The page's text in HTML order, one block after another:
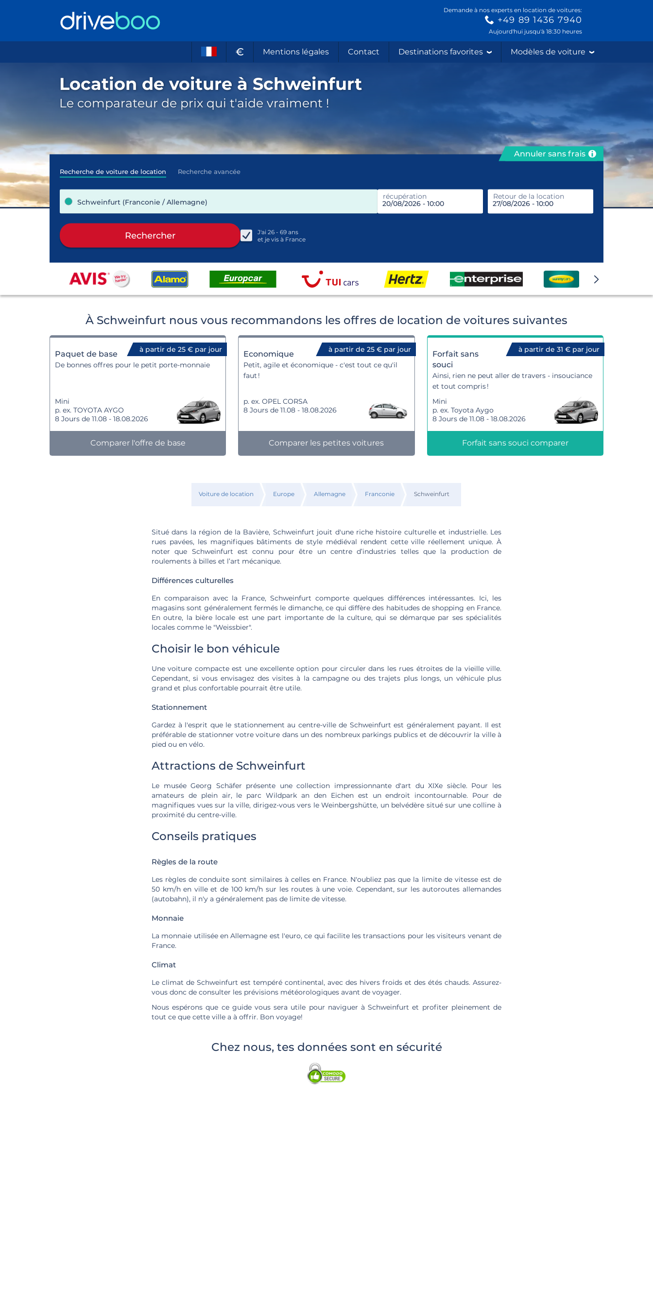
Demande à nos experts en location de voitures:
+49 89 1436 7940
Aujourd'hui jusqu'à 18:30 heures
€ Mentions légales Contact Destinations favorites Modèles de voiture
Location de voiture à Schweinfurt
Le comparateur de prix qui t'aide vraiment !
Annuler sans frais
Recherche de voiture de location Recherche avancée
Schweinfurt (Franconie / Allemagne)
récupération Retour de la location
prendre
J'ai 26 - 69 ans
et je vis à France
Rechercher
À Schweinfurt nous vous recommandons les offres de location de voitures suivantes
à partir de 25 € par jour
Paquet de base
De bonnes offres pour le petit porte-monnaie
Mini
p. ex. TOYOTA AYGO
8 Jours de 11.08 - 18.08.2026
Comparer l'offre de base
à partir de 25 € par jour
Economique
Petit, agile et économique - c'est tout ce qu'il
faut !
p. ex. OPEL CORSA
8 Jours de 11.08 - 18.08.2026
Comparer les petites voitures
à partir de 31 € par jour
Forfait sans
souci
Ainsi, rien ne peut aller de travers - insouciance
et tout compris !
Mini
p. ex. Toyota Aygo
8 Jours de 11.08 - 18.08.2026
Forfait sans souci comparer
Voiture de location Europe Allemagne Franconie Schweinfurt
Situé dans la région de la Bavière, Schweinfurt jouit d'une riche histoire culturelle et industrielle. Les
rues pavées, les magnifiques bâtiments de style médiéval rendent cette ville réellement unique. À
noter que Schweinfurt est connu pour être un centre d’industries telles que la production de
roulements à billes et l’art mécanique.
Différences culturelles
En comparaison avec la France, Schweinfurt comporte quelques différences intéressantes. Ici, les
magasins sont généralement fermés le dimanche, ce qui diffère des habitudes de shopping en France.
En outre, la bière locale est une part importante de la culture, qui se démarque par ses spécialités
locales comme le "Weissbier".
Choisir le bon véhicule
Une voiture compacte est une excellente option pour circuler dans les rues étroites de la vieille ville.
Cependant, si vous envisagez des visites à la campagne ou des trajets plus longs, un véhicule plus
grand et plus confortable pourrait être utile.
Stationnement
Gardez à l'esprit que le stationnement au centre-ville de Schweinfurt est généralement payant. Il est
préférable de stationner votre voiture dans un des nombreux parkings publics et de découvrir la ville à
pied ou en vélo.
Attractions de Schweinfurt
Le musée Georg Schäfer présente une collection impressionnante d'art du XIXe siècle. Pour les
amateurs de plein air, le parc Wildpark an den Eichen est un endroit incontournable. Pour de
magnifiques vues sur la ville, dirigez-vous vers le Weinbergshütte, un belvédère situé sur une colline à
proximité du centre-ville.
Conseils pratiques
Règles de la route
Les règles de conduite sont similaires à celles en France. N'oubliez pas que la limite de vitesse est de
50 km/h en ville et de 100 km/h sur les routes à une voie. Cependant, sur les autoroutes allemandes
(autobahn), il n'y a généralement pas de limite de vitesse.
Monnaie
La monnaie utilisée en Allemagne est l'euro, ce qui facilite les transactions pour les visiteurs venant de
France.
Climat
Le climat de Schweinfurt est tempéré continental, avec des hivers froids et des étés chauds. Assurez-
vous donc de consulter les prévisions météorologiques avant de voyager.
Nous espérons que ce guide vous sera utile pour naviguer à Schweinfurt et profiter pleinement de
tout ce que cette ville a à offrir. Bon voyage!
Chez nous, tes données sont en sécurité